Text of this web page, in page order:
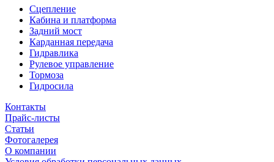
Сцепление
Кабина и платформа
Задний мост
Карданная передача
Гидравлика
Рулевое управление
Тормоза
Гидросила
Контакты
Прайс-листы
Статьи
Фотогалерея
О компании